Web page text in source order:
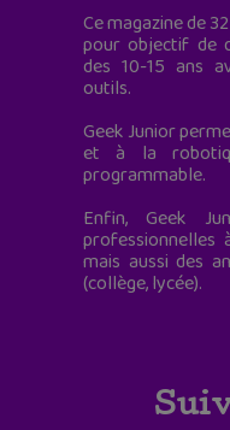
Ce magazine de
pour objectif de
des 10-15 ans
outils.
Geek Junior
et à la
programmable.
Enfin, Geek
professionnelles
mais aussi des
(collège, lycée).